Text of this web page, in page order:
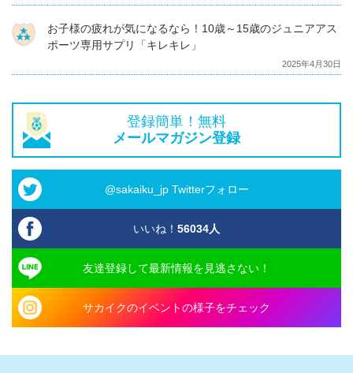
お子様の疲れが気になるなら！10歳～15歳のジュニアアス
ポーツ専用サプリ「キレキレ」
2025年4月30日
登録簡単！無料
メールマガジン登録
@sakaiku_jp Twitterフォロー
いいね！ 56034人
友達登録して最新情報を見逃さない！
サカイクのイベントの様子をチェック